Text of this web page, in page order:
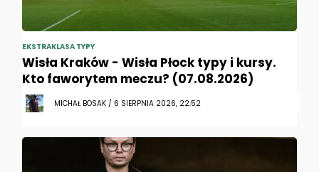
EKSTRAKLASA TYPY
Wisła Kraków - Wisła Płock typy i kursy.
Kto faworytem meczu? (07.08.2026)
MICHAŁ BOSAK / 6 SIERPNIA 2026, 22:52